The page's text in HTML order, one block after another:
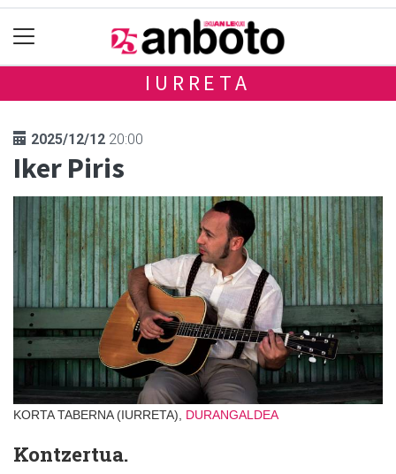
IURRETA
2025/12/12 20:00
Iker Piris
KORTA TABERNA (IURRETA), DURANGALDEA
Kontzertua.